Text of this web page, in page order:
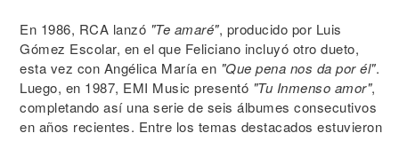
En 1986, RCA lanzó "Te amaré", producido por Luis
Gómez Escolar, en el que Feliciano incluyó otro dueto,
esta vez con Angélica María en "Que pena nos da por él".
Luego, en 1987, EMI Music presentó "Tu Inmenso amor",
completando así una serie de seis álbumes consecutivos
en años recientes. Entre los temas destacados estuvieron